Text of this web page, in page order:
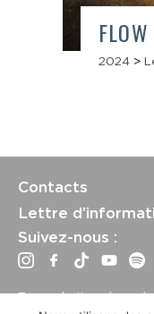
FLOW
2024 >
Contacts
Lettre
Suivez-nous :
Tous droits